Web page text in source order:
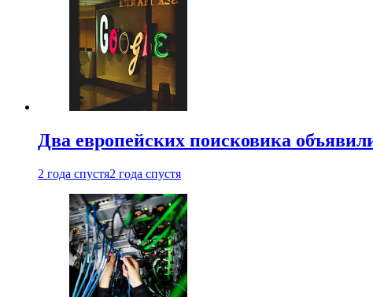
Два европейских поисковика
2 года спустя2 года спустя